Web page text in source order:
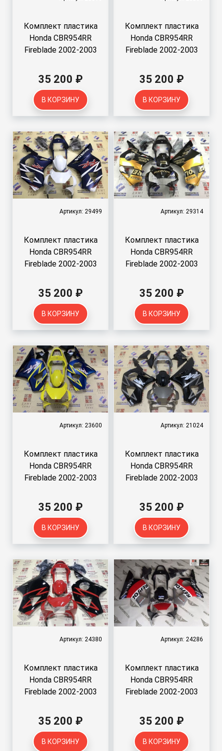
Комплект пластика
Honda CBR954RR
Fireblade 2002-2003
35 200 ₽
В КОРЗИНУ
Комплект пластика
Honda CBR954RR
Fireblade 2002-2003
35 200 ₽
В КОРЗИНУ
Артикул: 29499
Комплект пластика
Honda CBR954RR
Fireblade 2002-2003
35 200 ₽
В КОРЗИНУ
Артикул: 29314
Комплект пластика
Honda CBR954RR
Fireblade 2002-2003
35 200 ₽
В КОРЗИНУ
Артикул: 23600
Комплект пластика
Honda CBR954RR
Fireblade 2002-2003
35 200 ₽
В КОРЗИНУ
Артикул: 21024
Комплект пластика
Honda CBR954RR
Fireblade 2002-2003
35 200 ₽
В КОРЗИНУ
Артикул: 24380
Комплект пластика
Honda CBR954RR
Fireblade 2002-2003
35 200 ₽
В КОРЗИНУ
Артикул: 24286
Комплект пластика
Honda CBR954RR
Fireblade 2002-2003
35 200 ₽
В КОРЗИНУ